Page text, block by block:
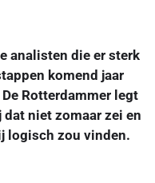
analisten die er sterk
komend jaar
Rotterdammer legt
niet zomaar zei en
logisch zou vinden.